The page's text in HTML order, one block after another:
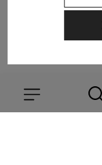
Stopka